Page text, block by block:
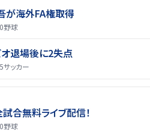
が海外FA権取得
野球
退場後に2失点
サッカー
合無料ライブ配信！
野球